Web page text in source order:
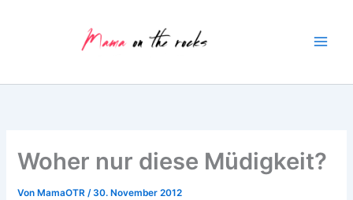
Woher nur diese Müdigkeit?
Von MamaOTR/30. November 2012